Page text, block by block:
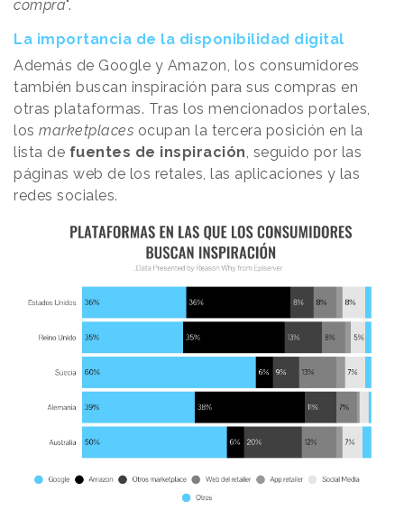
compra".
La importancia de la disponibilidad digital
Además de Google y Amazon, los consumidores
también buscan inspiración para sus compras en
otras plataformas. Tras los mencionados portales,
los marketplaces ocupan la tercera posición en la
lista de fuentes de inspiración , seguido por las
páginas web de los retales, las aplicaciones y las
redes sociales.